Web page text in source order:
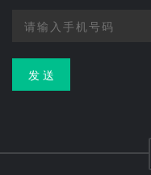
发 送